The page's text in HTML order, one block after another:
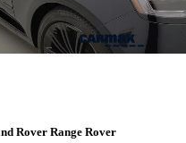
Rover Range Rover